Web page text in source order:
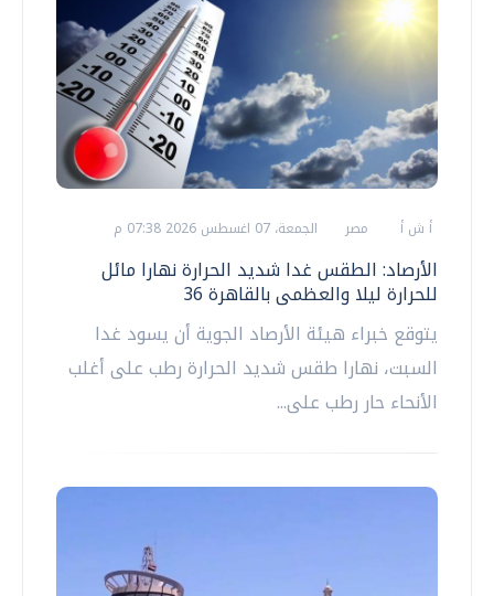
أ ش أ مصر الجمعة، 07 اغسطس 2026 07:38 م
الأرصاد: الطقس غدا شديد الحرارة نهارا مائل
للحرارة ليلا والعظمى بالقاهرة 36
يتوقع خبراء هيئة الأرصاد الجوية أن يسود غدا
السبت، نهارا طقس شديد الحرارة رطب على أغلب
الأنحاء حار رطب على...